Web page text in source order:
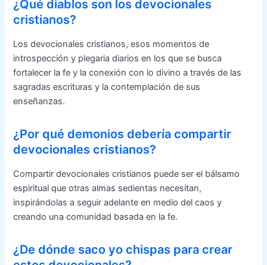
¿Qué diablos son los devocionales
cristianos?
Los devocionales cristianos, esos momentos de
introspección y plegaria diarios en los que se busca
fortalecer la fe y la conexión con lo divino a través de las
sagradas escrituras y la contemplación de sus
enseñanzas.
¿Por qué demonios debería compartir
devocionales cristianos?
Compartir devocionales cristianos puede ser el bálsamo
espiritual que otras almas sedientas necesitan,
inspirándolas a seguir adelante en medio del caos y
creando una comunidad basada en la fe.
¿De dónde saco yo chispas para crear